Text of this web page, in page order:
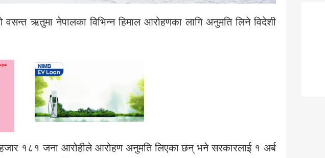
ऋतुमा नेपालका विभिन्न हिमाल आरोहणका लागि अनुमति लिने विदेशी
१८१ जना आरोहीले आरोहण अनुमति लिएका छन् भने सरकारलाई १ अर्ब